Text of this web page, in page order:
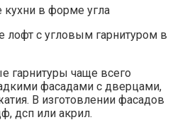
лофт с угловым гарнитуром в
гарнитуры чаще всего
фасадами с дверцами,
В изготовлении фасадов
дсп или акрил.